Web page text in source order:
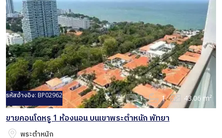
รหัสอ้างอิง: BP02962 1 1 43.06 m²
ขายคอนโดหรู 1 ห้องนอน บนเขาพระตำหนัก พัทยา
พระตำหนัก